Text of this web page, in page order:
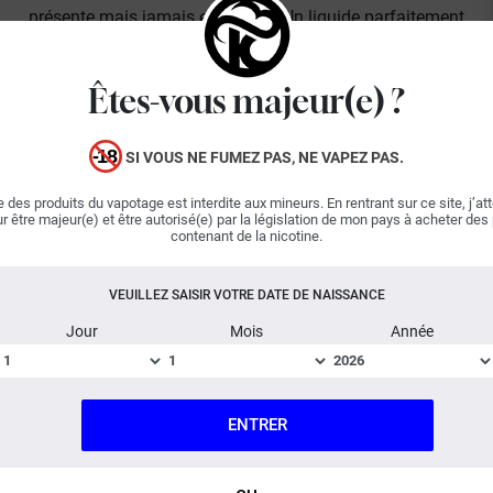
Êtes-vous majeur(e) ?
SI VOUS NE FUMEZ PAS, NE VAPEZ PAS.
des produits du vapotage est interdite aux mineurs. En rentrant sur ce site,
être majeur(e) et être autorisé(e) par la législation de mon pays à acheter des
contenant de la nicotine.
VEUILLEZ SAISIR VOTRE DATE DE NAISSANCE
Jour Mois Année
ENTRER
présente mais jamais excessive. Un liquide parfaitement
dosé qui se laisse vaper toute la journée.
Exclusivement réalisé à partir de matières premières
Végétol et de 40% de glycérine végétale. Ce produit
De plus, ce liquide étant sans alcool, sans propylène
Pour profiter au mieux du Vegetol, nous vous